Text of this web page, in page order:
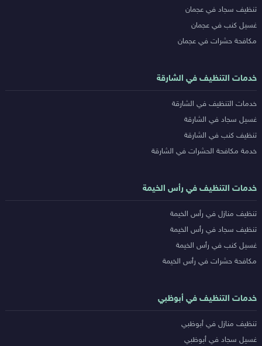
تنظيف سجاد في عجمان
غسيل كنب في عجمان
مكافحة حشرات في عجمان
خدمات التنظيف في الشارقة
خدمات التنظيف في الشارقة
غسيل سجاد في الشارقة
تنظيف كنب في الشارقة
خدمة مكافحة الحشرات في الشارقة
خدمات التنظيف في رأس الخيمة
تنظيف منازل في رأس الخيمة
تنظيف سجاد في رأس الخيمة
غسيل كنب في رأس الخيمة
مكافحة حشرات في رأس الخيمة
خدمات التنظيف في أبوظبي
تنظيف منازل في أبوظبي
غسيل سجاد في أبوظبي